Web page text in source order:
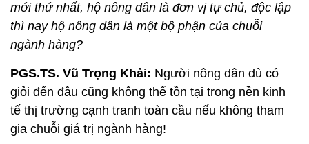
mới thứ nhất, hộ nông dân là đơn vị tự chủ, độc lập
thì nay hộ nông dân là một bộ phận của chuỗi
ngành hàng?
PGS.TS. Vũ Trọng Khải: Người nông dân dù có
giỏi đến đâu cũng không thể tồn tại trong nền kinh
tế thị trường cạnh tranh toàn cầu nếu không tham
gia chuỗi giá trị ngành hàng!